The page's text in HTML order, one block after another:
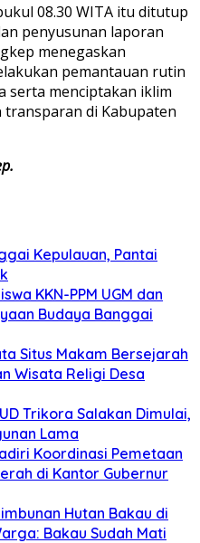
08.30 WITA itu ditutup
penyusunan laporan
menegaskan
pemantauan rutin
serta menciptakan iklim
di Kabupaten
Kepulauan, Pantai
KKN-PPM UGM dan
Budaya Banggai
Situs Makam Bersejarah
Wisata Religi Desa
Trikora Salakan Dimulai,
Lama
Koordinasi Pemetaan
di Kantor Gubernur
Hutan Bakau di
Bakau Sudah Mati